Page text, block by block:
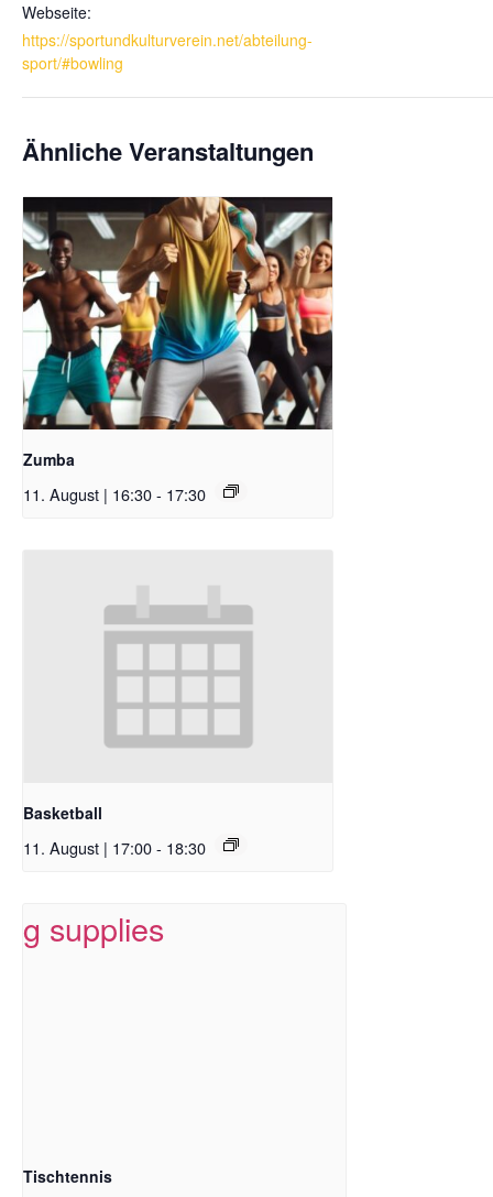
Webseite:
https://sportundkulturverein.net/abteilung-
sport/#bowling
Ähnliche Veranstaltungen
Zumba
11. August | 16:30- 17:30
Basketball
11. August | 17:00- 18:30
Tischtennis